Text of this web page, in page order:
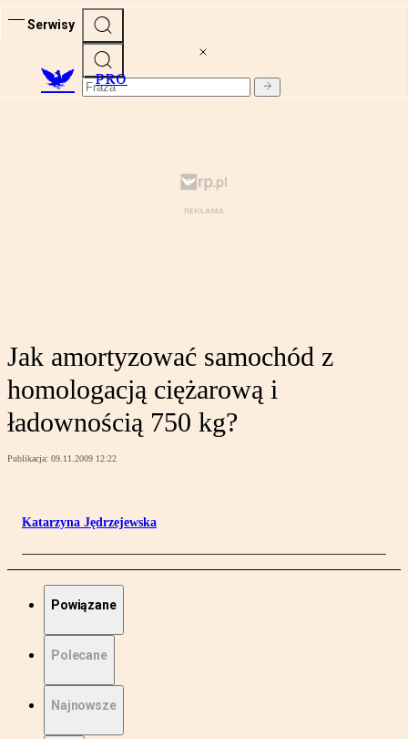
Serwisy
PRO
Jak amortyzować samochód z
homologacją ciężarową i
ładownością 750 kg?
Publikacja: 09.11.2009 12:22
Katarzyna Jędrzejewska
Powiązane
Polecane
Najnowsze